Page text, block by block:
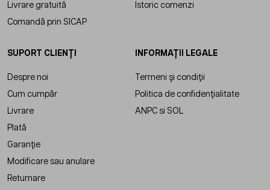
Livrare gratuită
Comandă prin SICAP
Istoric comenzi
SUPORT CLIENȚI
Despre noi
Cum cumpăr
Livrare
Plată
Garanție
Modificare sau anulare
Returnare
INFORMAȚII LEGALE
Termeni și condiții
Politica de confidențialitate
ANPC si SOL